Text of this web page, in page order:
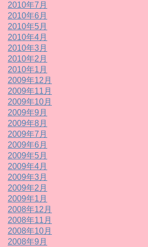
2010年7月
2010年6月
2010年5月
2010年4月
2010年3月
2010年2月
2010年1月
2009年12月
2009年11月
2009年10月
2009年9月
2009年8月
2009年7月
2009年6月
2009年5月
2009年4月
2009年3月
2009年2月
2009年1月
2008年12月
2008年11月
2008年10月
2008年9月